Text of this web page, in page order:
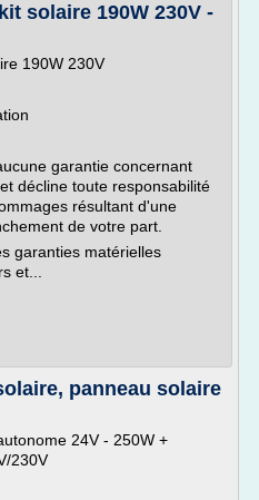
solaire 190W 230V -
190W 230V
garantie concernant
décline toute responsabilité
résultant d'une
de votre part.
garanties matérielles
et...
panneau solaire
24V - 250W +
230V